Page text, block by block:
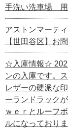
手洗い洗車場 用
アストンマーテ
【世田谷区】お
☆入庫情報☆
ンの入庫です。
レザーの硬派な
ーランドラック
ｗｅｒとルーフ
ルになっており